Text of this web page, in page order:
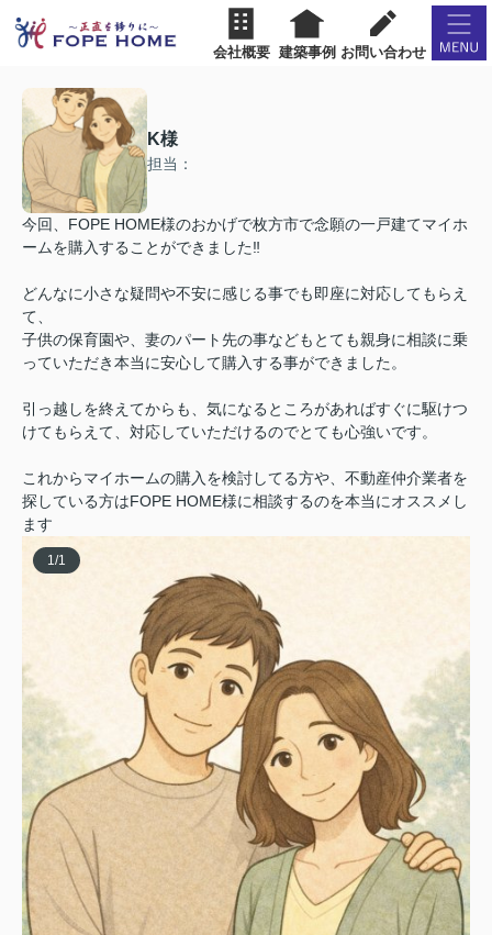
会社概要 建築事例 お問い合わせ
K様
担当：
今回、FOPE HOME様のおかげで枚方市で念願の一戸建てマイホ
ームを購入することができました‼︎
どんなに小さな疑問や不安に感じる事でも即座に対応してもらえ
て、
子供の保育園や、妻のパート先の事などもとても親身に相談に乗
っていただき本当に安心して購入する事ができました。
引っ越しを終えてからも、気になるところがあればすぐに駆けつ
けてもらえて、対応していただけるのでとても心強いです。
これからマイホームの購入を検討してる方や、不動産仲介業者を
探している方はFOPE HOME様に相談するのを本当にオススメし
ます
1 /1